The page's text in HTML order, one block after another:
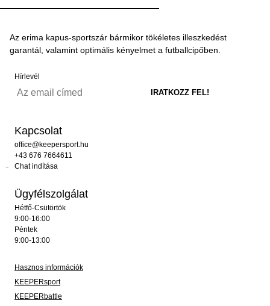
Az erima kapus-sportszár bármikor tökéletes illeszkedést
garantál, valamint optimális kényelmet a futballcipőben.
Hírlevél
Kapcsolat
office@keepersport.hu
+43 676 7664611
Chat indítása
Ügyfélszolgálat
Hétfő-Csütörtök
9:00-16:00
Péntek
9:00-13:00
Hasznos információk
KEEPERsport
KEEPERbattle